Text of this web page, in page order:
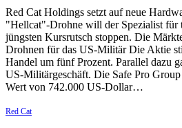
Red Cat Holdings setzt auf neue
"Hellcat"-Drohne will der Spezialist für
jüngsten Kursrutsch stoppen. Die
Drohnen für das US-Militär Die Aktie
Handel um fünf Prozent. Parallel dazu
US-Militärgeschäft. Die Safe Pro
Wert von 742.000 US-Dollar…
Red Cat